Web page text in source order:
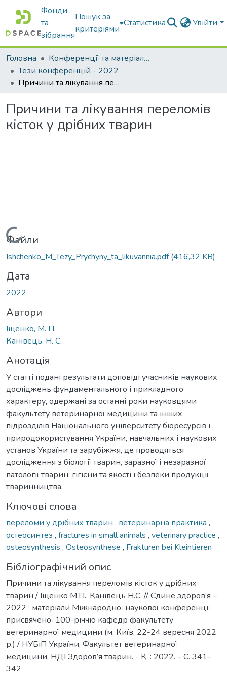
Фонди
та
зібрання
Пошук за
критеріями
Статистика Увійти
Головна
Конференції та матеріали конференцій
Тези конференцій - 2022
Причини та лікування переломів кісток у дрібних тварин
Причини та лікування переломів
кісток у дрібних тварин
Вантажиться...
Файли
Ishchenko_M_Tezy_Prychyny_ta_likuvannia.pdf(416,32 KB)
Дата
2022
Автори
Іщенко, М. П.
Канівець, Н. С.
Анотація
У статті подані результати доповіді учасників наукових
досліджень фундаментального і прикладного
характеру, одержані за останні роки науковцями
факультету ветеринарної медицини та інших
підрозділів Національного університету біоресурсів і
природокористування України, навчальних і наукових
установ України та зарубіжжя, де проводяться
дослідження з біології тварин, заразної і незаразної
патології тварин, гігієни та якості і безпеки продукції
тваринництва.
Ключові слова
переломи у дрібних тварин , ветеринарна практика ,
остеосинтез , fractures in small animals , veterinary practice ,
osteosynthesis , Osteosynthese , Frakturen bei Kleintieren
Бібліографічний опис
Причини та лікування переломів кісток у дрібних
тварин / Іщенко М.П., Канівець Н.С. // Єдине здоров’я –
2022 : матеріали Міжнародної наукової конференції
присвяченої 100-річчю кафедр факультету
ветеринарної медицини (м. Київ, 22-24 вересня 2022
р.) / НУБіП України, Факультет ветеринарної
медицини, НДІ Здоров’я тварин. - К. : 2022. – С. 341–
342